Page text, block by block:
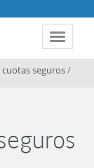
Toggle
cuotas seguros/